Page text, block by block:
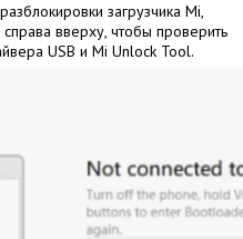
загрузчика Mi,
вверху, чтобы проверить
USB и Mi Unlock Tool.